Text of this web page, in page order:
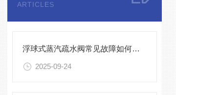
ARTICLES
浮球式蒸汽疏水阀常见故障如何预防？
2025-09-24